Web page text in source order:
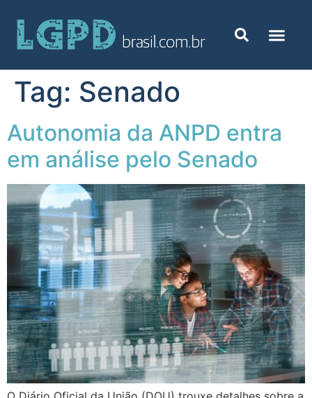
Tag: Senado
Autonomia da ANPD entra
em análise pelo Senado